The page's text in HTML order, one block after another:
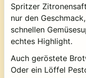
Spritzer
nur den
schnellen
echtes Highlight.
Auch geröstete
Oder ein Löffel